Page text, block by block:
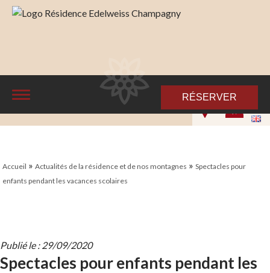
RÉSERVER
Accueil »Actualités de la résidence et de nos montagnes »Spectacles pour
enfants pendant les vacances scolaires
Publié le : 29/09/2020
Spectacles pour enfants pendant les